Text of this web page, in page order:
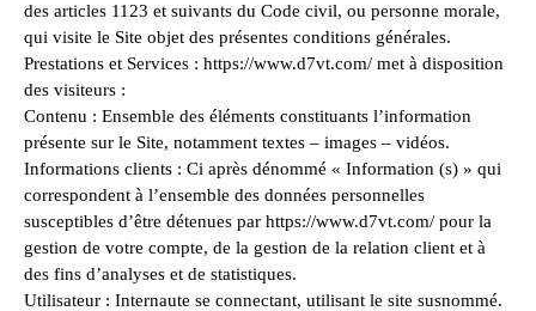
des articles 1123 et suivants du Code civil, ou personne morale,
qui visite le Site objet des présentes conditions générales.
Prestations et Services : https://www.d7vt.com/ met à disposition
des visiteurs :
Contenu : Ensemble des éléments constituants l’information
présente sur le Site, notamment textes – images – vidéos.
Informations clients : Ci après dénommé « Information (s) » qui
correspondent à l’ensemble des données personnelles
susceptibles d’être détenues par https://www.d7vt.com/ pour la
gestion de votre compte, de la gestion de la relation client et à
des fins d’analyses et de statistiques.
Utilisateur : Internaute se connectant, utilisant le site susnommé.